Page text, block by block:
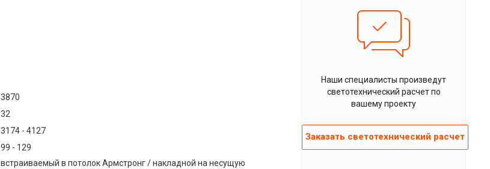
3870
32
3174 - 4127
99 - 129
встраиваемый в потолок Армстронг / накладной на несущую
Наши специалисты произведут
светотехнический расчет по
вашему проекту
Заказать светотехнический расчет